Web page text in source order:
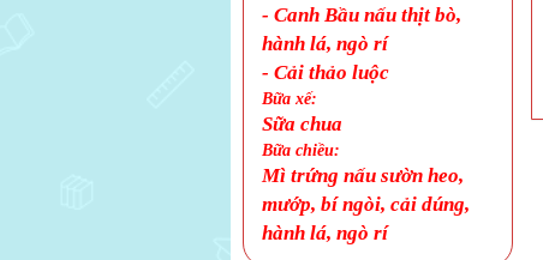
- Canh Bầu nấu thịt bò,
hành lá, ngò rí
- Cải thảo luộc
Bữa xế:
Sữa chua
Bữa chiều:
Mì trứng nấu sườn heo,
mướp, bí ngòi, cải dúng,
hành lá, ngò rí